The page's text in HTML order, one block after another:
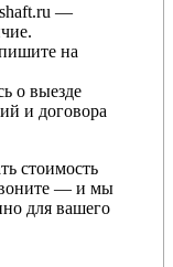
—
на
о выезде
и договора
стоимость
— и мы
для вашего